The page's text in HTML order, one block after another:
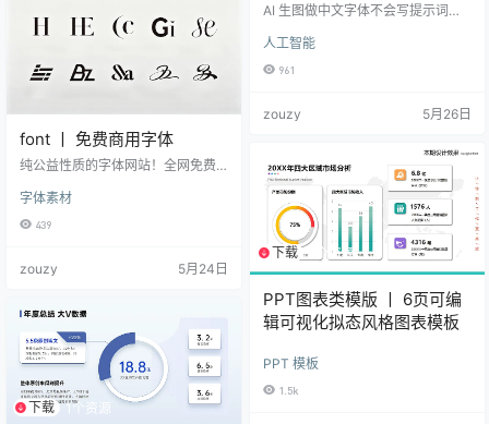
AI 生图做中文字体不会写提示词的
了一套「可直接套用」的提示词图
库。 01｜时尚体 方案1：潮流品牌
字 “潮流先锋”，时尚体，字形前
构紧凑，整体有现代潮牌感。 方案
体，字形修长，笔画干净，字距舒
展，结构优雅，整体像时尚杂志标
题。 方案 3：都市潮流字 “都市潮
流”，时尚体，字形宽扁低重心，笔
画横向延…
人工智能
961
zouzy 5月26日
font 丨 免费商用字体
纯公益性质的字体网站！全网免费
网站，无会员、无广告，免费用 Fo
nt
字体素材
439
zouzy 5月24日
下载 1个资源
PPT图表类模版 丨 6页可编
辑可视化拟态风格图表模板
PPT 模板
1.5k
下载 1个资源